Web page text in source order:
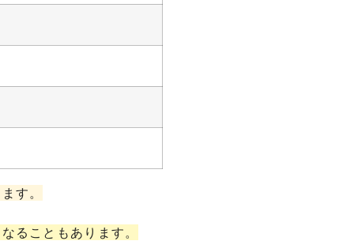
す。
ることもあります。